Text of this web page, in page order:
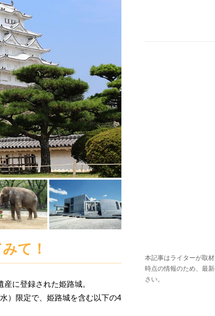
て！
に登録された姫路城。
）限定で、姫路城を含む以下の4
本記事はライターが取
時点の情報のため、最
さい。